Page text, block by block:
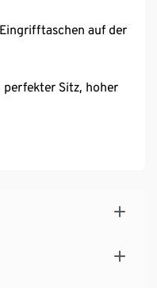
auf der
Sitz, hoher